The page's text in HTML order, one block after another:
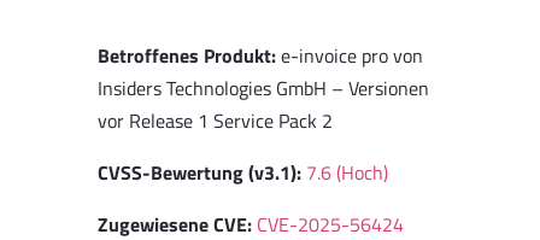
Betroffenes Produkt:e-invoice pro von
Insiders Technologies GmbH – Versionen
vor Release 1 Service Pack 2
CVSS-Bewertung (v3.1): 7.6 (Hoch)
Zugewiesene CVE: CVE-2025-56424